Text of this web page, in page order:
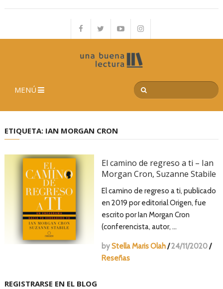
MENÚ
ETIQUETA: IAN MORGAN CRON
El camino de regreso a ti – Ian
Morgan Cron, Suzanne Stabile
El camino de regreso a ti, publicado
en 2019 por editorial Origen, fue
escrito por Ian Morgan Cron
(conferencista, autor, …
byStella Maris Olah/24/11/2020/
Reseñas
REGISTRARSE EN EL BLOG